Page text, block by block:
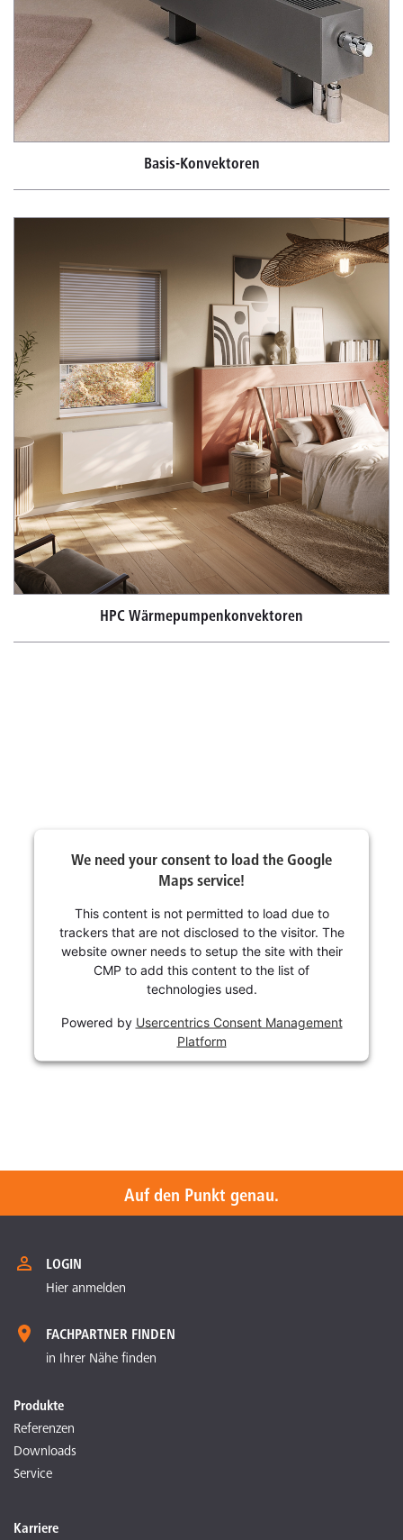
Basis-Konvektoren
HPC Wärmepumpenkonvektoren
We need your consent to load the Google
Maps service!
This content is not permitted to load due to
trackers that are not disclosed to the visitor. The
website owner needs to setup the site with their
CMP to add this content to the list of
technologies used.
Powered by Usercentrics Consent Management
Platform
Auf den Punkt genau.
LOGIN
Hier anmelden
FACHPARTNER FINDEN
in Ihrer Nähe finden
Produkte
Referenzen
Downloads
Service
Karriere